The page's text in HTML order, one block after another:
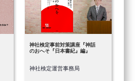
神社検定事前対策講座『神話
のおへそ『日本書紀』編』
神社検定運営事務局